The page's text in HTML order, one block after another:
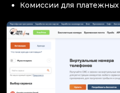
Комиссии для платежных